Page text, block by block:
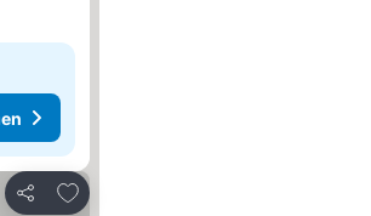
Teilen
Zu Favoriten hinzufügen